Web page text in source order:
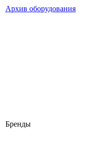
Архив оборудования
Бренды